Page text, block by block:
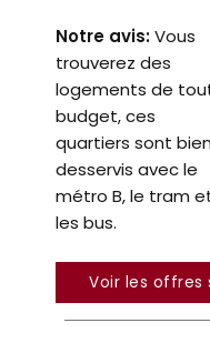
Notre avis:Vous
trouverez des
logements de
budget, ces
quartiers sont bien
desservis avec le
métro B, le tram
les bus.
Voir les offres